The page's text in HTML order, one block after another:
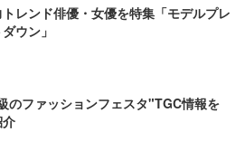
レンド俳優・女優を特集「モデルプレ
ウン」
のファッションフェスタ"TGC情報を